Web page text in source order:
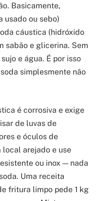
Basicamente,
usado ou sebo)
cáustica (hidróxido
sabão e glicerina. Sem
e água. É por isso
simplesmente não
é corrosiva e exige
de luvas de
e óculos de
local arejado e use
ou inox — nada
Uma receita
fritura limpo pede 1 kg